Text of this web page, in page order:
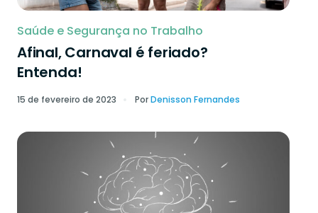
Saúde e Segurança no Trabalho
Afinal, Carnaval é feriado?
Entenda!
15 de fevereiro de 2023 PorDenisson Fernandes